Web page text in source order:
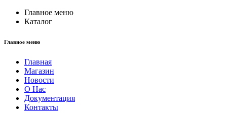
Главное меню
Каталог
Главное меню
Главная
Магазин
Новости
О Нас
Документация
Контакты